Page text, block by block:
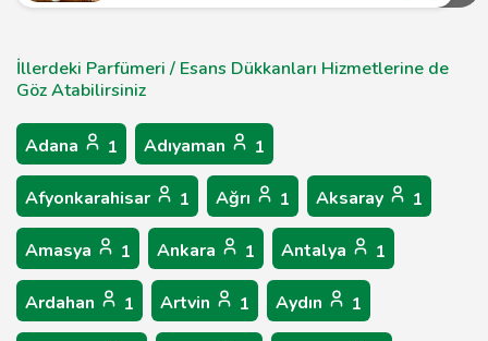
İllerdeki Parfümeri / Esans Dükkanları Hizmetlerine de
Göz Atabilirsiniz
Adana 1 Adıyaman 1
Afyonkarahisar 1 Ağrı 1 Aksaray 1
Amasya 1 Ankara 1 Antalya 1
Ardahan 1 Artvin 1 Aydın 1